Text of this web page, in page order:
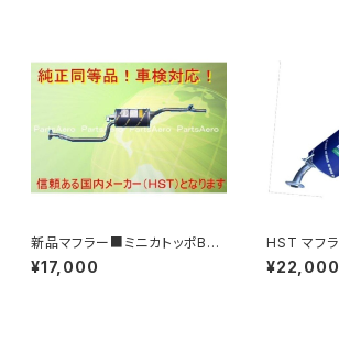
新品マフラー■ミニカトッポBJ
H42A H42V H47A H47V純
正同等/車検対応 065-75
¥17,000
HST マフ
エース
タ 本体オールステンレス パイプ
¥22,000